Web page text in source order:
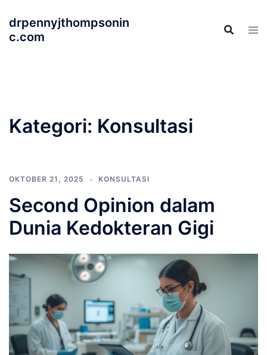
kedrpennyjthompsonin
c.com
Kategori: Konsultasi
OKTOBER 21, 2025 KONSULTASI
Second Opinion dalam
Dunia Kedokteran Gigi